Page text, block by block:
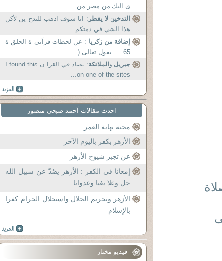
ى اليك من مصر من...
التدخين لا يفطر : انا سوف اذهب للتدخ ين لأكن
هذا الشي في ذمتكم...
إضافة من زكريا : عن لحظات قرآني ة الحلق ة
65 .... يقول تعالى (...
جبريل والملائكة
: تضاد في القرا ن I found this
on one of the sites...
احدث مقالات آحمد صبحي منصور
محنة نهاية العمر
الأزهر يكفر باليوم الآخر
عن تجبر شيوخ الأزهر
إمعانا في الكفر : الأزهر يصُدّ عن سبيل الله
جل وعلا بغيا وعدوانا
الأزهر وتحريم الحلال واستحلال الحرام كفرا
بالإسلام
فيديو مختار